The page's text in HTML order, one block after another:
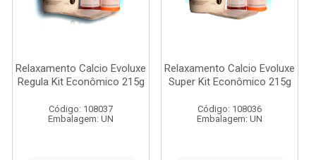
Relaxamento Calcio Evoluxe
Regula Kit Econômico 215g
Código: 108037
Embalagem: UN
Relaxamento Calcio Evoluxe
Super Kit Econômico 215g
Código: 108036
Embalagem: UN